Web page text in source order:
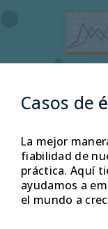
Casos de
La mejor
fiabilidad de
práctica. Aquí
ayudamos a
el mundo a